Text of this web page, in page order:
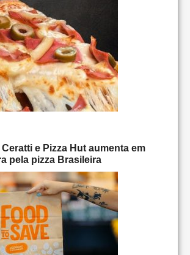
e Pizza Hut aumenta em
pela pizza Brasileira